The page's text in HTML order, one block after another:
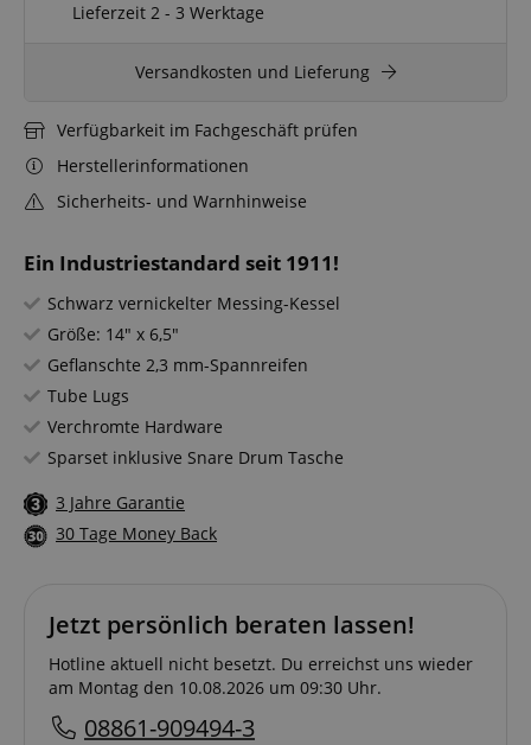
Ein Industriestandard seit 1911!
Schwarz vernickelter Messing-Kessel
Größe: 14" x 6,5"
Geflanschte 2,3 mm-Spannreifen
Tube Lugs
Verchromte Hardware
Sparset inklusive Snare Drum Tasche
3 Jahre Garantie
30 Tage Money Back
Lieferzeit 2 - 3 Werktage
Versandkosten und Lieferung
Verfügbarkeit im Fachgeschäft prüfen
Herstellerinformationen
Sicherheits- und Warnhinweise
Jetzt persönlich beraten lassen!
Hotline aktuell nicht besetzt. Du erreichst uns wieder
am Montag den 10.08.2026 um 09:30 Uhr.
08861-909494-3